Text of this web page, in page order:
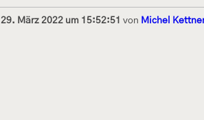
29. März 2022 um 15:52:51 von Michel